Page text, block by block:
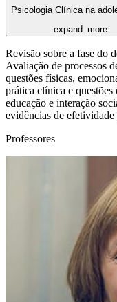
Psicologia Clínica na
expand_more
Revisão sobre a fase do
Avaliação de processos
questões físicas,
prática clínica e questões
educação e interação
evidências de efetividade
Professores